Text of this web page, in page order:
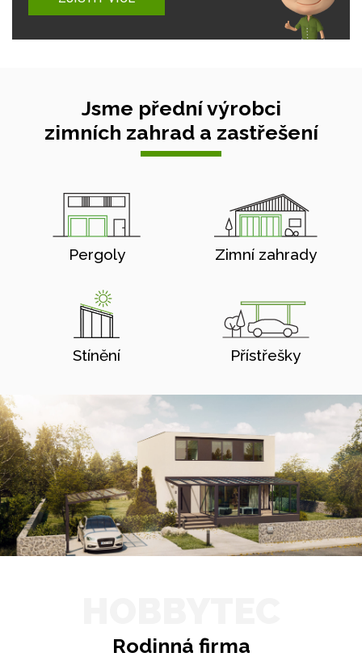
Jsme přední výrobci
zimních zahrad a zastřešení
Pergoly Zimní zahrady
Stínění Přístřešky
Rodinná firma